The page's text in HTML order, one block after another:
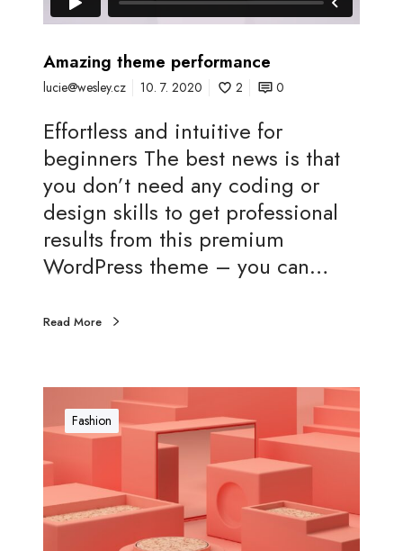
Amazing theme performance
lucie@wesley.cz 10. 7. 2020 2 0
Effortless and intuitive for
beginners The best news is that
you don’t need any coding or
design skills to get professional
results from this premium
WordPress theme – you can…
Read More
o
n
s
i
s
Fashion